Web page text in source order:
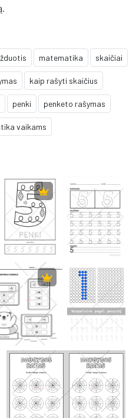
matematika skaičiai
kaip rašyti skaičius
penki penketo rašymas
vaikams